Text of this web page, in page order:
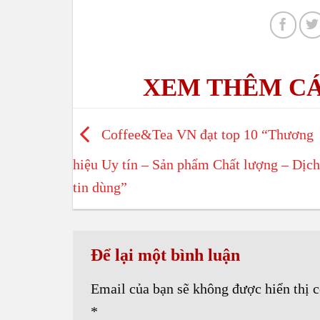
Coffee&Tea VN đạt top 10 “Thương
hiệu Uy tín – Sản phẩm Chất lượng –
tin dùng”
Để lại một bình luận
Email của bạn sẽ không được hiển thị
*